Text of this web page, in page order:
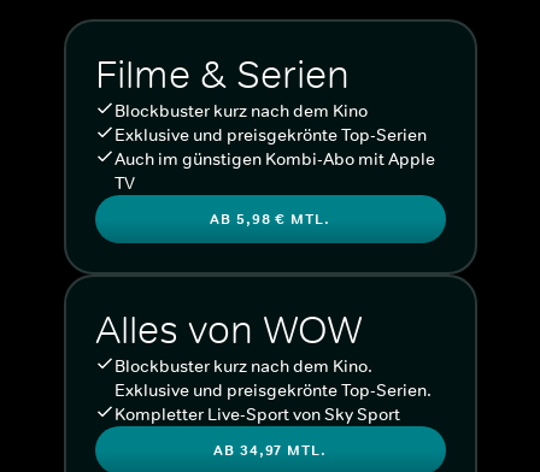
Filme & Serien
Blockbuster kurz nach dem Kino
Exklusive und preisgekrönte Top-Serien
Auch im günstigen Kombi-Abo mit Apple
TV
AB 5,98 € MTL.
Alles von WOW
Blockbuster kurz nach dem Kino.
Exklusive und preisgekrönte Top-Serien.
Kompletter Live-Sport von Sky Sport
AB 34,97 MTL.